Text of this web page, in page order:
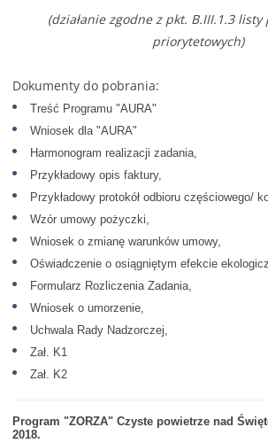
(działanie zgodne z pkt. B.III.1.3
priorytetowych)
Dokumenty do pobrania:
Treść Programu "AURA"
Wniosek dla "AURA"
Harmonogram realizacji zadania,
Przykładowy opis faktury,
Przykładowy protokół odbioru częściowego/
Wzór umowy pożyczki,
Wniosek o zmianę warunków umowy,
Oświadczenie o osiągniętym efekcie
Formularz Rozliczenia Zadania,
Wniosek o umorzenie,
Uchwala Rady Nadzorczej,
Zał. K1
Zał. K2
Program "ZORZA" Czyste powietrze nad
2018.